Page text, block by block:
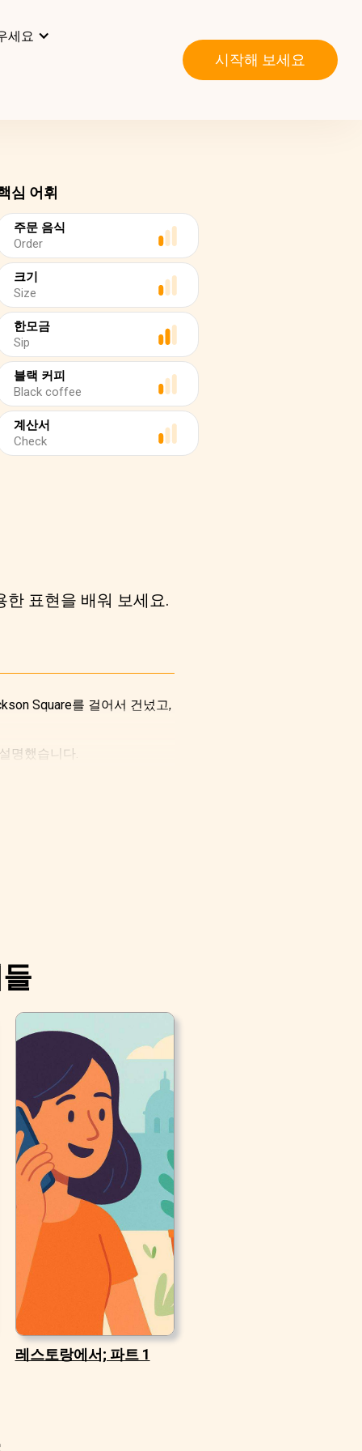
세요
시작해 보세요
심 어휘
주문 음식
Order
크기
Size
한모금
Sip
블랙 커피
Black coffee
계산서
Check
표현을 배워 보세요.
Square를 걸어서 건넜고,
명했습니다.
레스토랑에서; 파트 1